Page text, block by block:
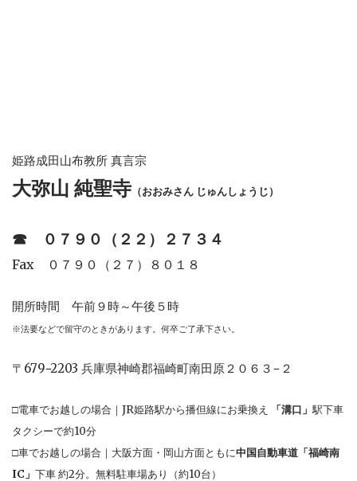
姫路成田山布教所 真言宗
大弥山 純聖寺 （おおみさん じゅんしょうじ）
☎︎ ０７９０（２２）２７３４
Fax ０７９０（２７）８０１８
開所時間 午前９時～午後５時
※法要などで留守のときがあります。何卒ご了承下さい。
〒679−2203 兵庫県神崎郡福崎町南田原２０６３−２
□電車でお越しの場合｜JR姫路駅から播但線にお乗換え 「溝口」駅下車
タクシーで約10分
□車でお越しの場合｜大阪方面・岡山方面ともに中国自動車道「福崎南
IC」 下車 約2分。無料駐車場あり（約10台）